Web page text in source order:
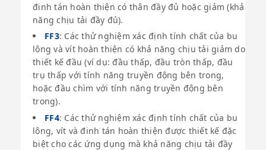
đinh tán hoàn thiện có thân đầy đủ hoặc giảm (khả
năng chịu tải đầy đủ).
FF3: Các thử nghiệm xác định tính chất của bu
lông và vít hoàn thiện có khả năng chịu tải giảm do
thiết kế đầu (ví dụ: đầu thấp, đầu tròn thấp, đầu
trụ thấp với tính năng truyền động bên trong,
hoặc đầu chìm với tính năng truyền động bên
trong).
FF4: Các thử nghiệm xác định tính chất của bu
lông, vít và đinh tán hoàn thiện được thiết kế đặc
biệt cho các ứng dụng mà khả năng chịu tải đầy